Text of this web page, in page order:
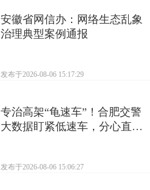
安徽省网信办：网络生态乱象
治理典型案例通报
发布于2026-08-06 15:17:29
专治高架“龟速车”！合肥交警
大数据盯紧低速车，分心直接
发布于2026-08-06 15:06:27